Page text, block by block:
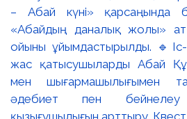
– Абай күні» қарсаңында
«Абайдың даналық жолы»
ойыны ұйымдастырылды.
жас қатысушыларды Абай
мен шығармашылығымен
әдебиет пен